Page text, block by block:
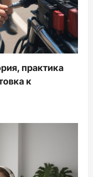
практика
к